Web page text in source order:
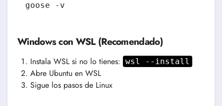
goose -v
Windows con WSL (Recomendado)
Instala WSL si no lo tienes: wsl --install
Abre Ubuntu en WSL
Sigue los pasos de Linux